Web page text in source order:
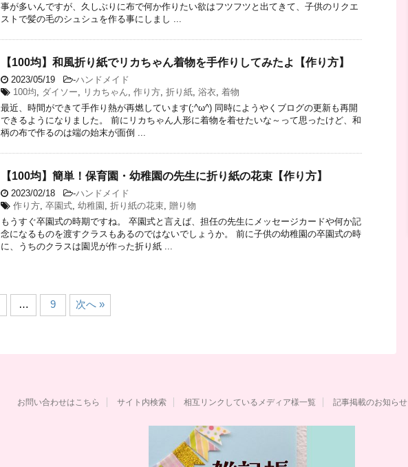
事が多いんですが、久しぶりに布で何か作りたい欲はフツフツと出てきて、子供のリクエ
ストで髪の毛のシュシュを作る事にしまし ...
【100均】和風折り紙でリカちゃん着物を手作りしてみたよ【作り方】
2023/05/19 -ハンドメイド
100均
ダイソー リカちゃん 作り方 折り紙 浴衣 着物
最近、時間ができて手作り熱が再燃しています(;^ω^) 同時にようやくブログの更新も再開
できるようになりました。 前にリカちゃん人形に着物を着せたいな～って思ったけど、和
柄の布で作るのは端の始末が面倒 ...
【100均】簡単！保育園・幼稚園の先生に折り紙の花束【作り方】
2023/02/18 -ハンドメイド
作り方 卒園式 幼稚園 折り紙の花束 贈り物
もうすぐ卒園式の時期ですね。 卒園式と言えば、担任の先生にメッセージカードや何か記
念になるものを渡すクラスもあるのではないでしょうか。 前に子供の幼稚園の卒園式の時
に、うちのクラスは園児が作った折り紙 ...
… 9 次へ »
お問い合わせはこちら サイト内検索 相互リンクしているメディア様一覧 記事掲載のお知らせ